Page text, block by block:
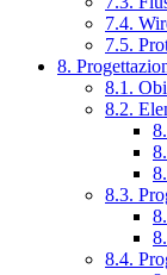
7.4.
7.5.
8.
8.1.
8.2.
8.3.
8.4.